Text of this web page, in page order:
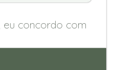
eu concordo com